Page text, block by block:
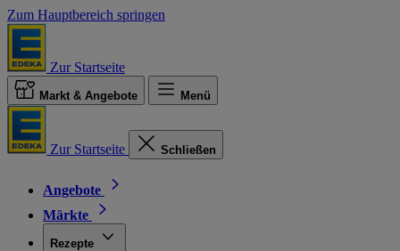
Zum Hauptbereich springen
Zur Startseite
Markt & Angebote Menü
Zur Startseite Schließen
Angebote
Märkte
Rezepte